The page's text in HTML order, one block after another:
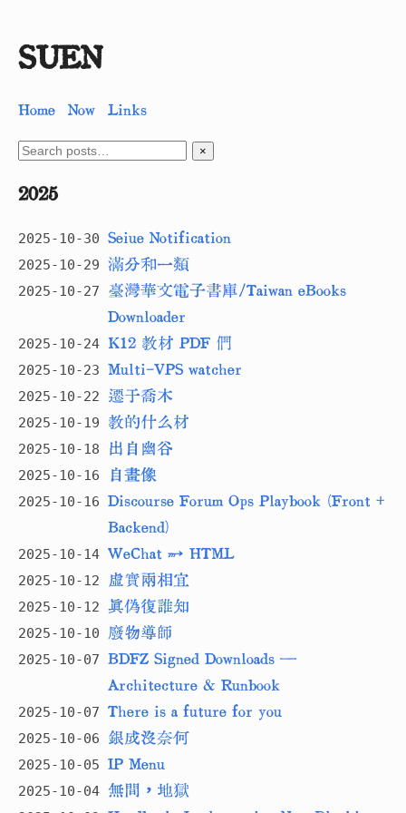
SUEN
Home Now Links
與很多所謂學生一起讀書，讀很多所謂
古今人所寫；
然後，信或不信。
×
2025
2025-10-30 Seiue Notification
2025-10-29 滿分和一類
2025-10-27
臺灣華文電子書庫/Taiwan eBooks
Downloader
2025-10-24 K12 教材 PDF 們
2025-10-23 Multi-VPS watcher
2025-10-22 遷于喬木
2025-10-19 教的什么材
2025-10-18 出自幽谷
2025-10-16 自畫像
2025-10-16 Discourse Forum Ops Playbook (Front +
Backend)
2025-10-14 WeChat → HTML
2025-10-12 虛實兩相宜
2025-10-12 真偽復誰知
2025-10-10 廢物導師
2025-10-07 BDFZ Signed Downloads —
Architecture & Runbook
2025-10-07 There is a future for you
2025-10-06 銀成沒奈何
2025-10-05 IP Menu
2025-10-04 無間，地獄